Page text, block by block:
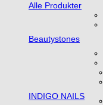
Alle Produkter
Beautystones
INDIGO NAILS